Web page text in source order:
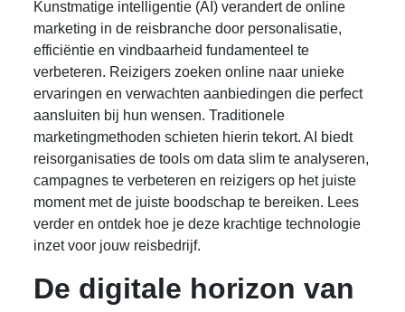
Kunstmatige intelligentie (AI) verandert de online
marketing in de reisbranche door personalisatie,
efficiëntie en vindbaarheid fundamenteel te
verbeteren. Reizigers zoeken online naar unieke
ervaringen en verwachten aanbiedingen die perfect
aansluiten bij hun wensen. Traditionele
marketingmethoden schieten hierin tekort. AI biedt
reisorganisaties de tools om data slim te analyseren,
campagnes te verbeteren en reizigers op het juiste
moment met de juiste boodschap te bereiken. Lees
verder en ontdek hoe je deze krachtige technologie
inzet voor jouw reisbedrijf.
De digitale horizon van